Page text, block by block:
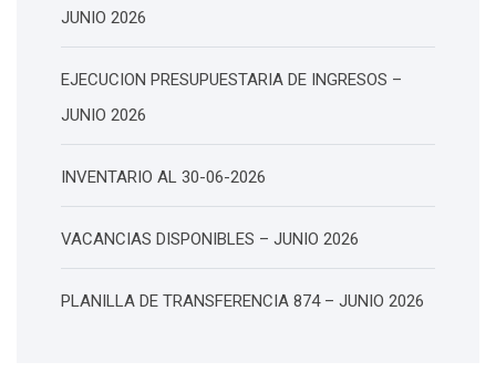
JUNIO 2026
EJECUCION PRESUPUESTARIA DE INGRESOS –
JUNIO 2026
INVENTARIO AL 30-06-2026
VACANCIAS DISPONIBLES – JUNIO 2026
PLANILLA DE TRANSFERENCIA 874 – JUNIO 2026